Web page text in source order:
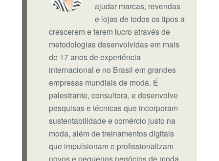
ajudar marcas, revendas
e lojas de todos os tipos a
crescerem e terem lucro através de
metodologias desenvolvidas em mais
de 17 anos de experiência
internacional e no Brasil em grandes
empresas mundiais de moda. É
palestrante, consultora, e desenvolve
pesquisas e técnicas que incorporam
sustentabilidade e comércio justo na
moda, além de treinamentos digitais
que impulsionam e profissionalizam
novos e pequenos negócios de moda.